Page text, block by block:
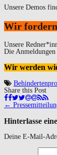
Unsere Demos
Wir fordern
Unsere
Die
Wir werden
Share this Post
Navigation
←
Hinterlasse
Deine E-Mail-